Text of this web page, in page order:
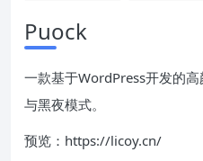
Puock
一款基于WordPress开发的
与黑夜模式。
预览：https://licoy.cn/